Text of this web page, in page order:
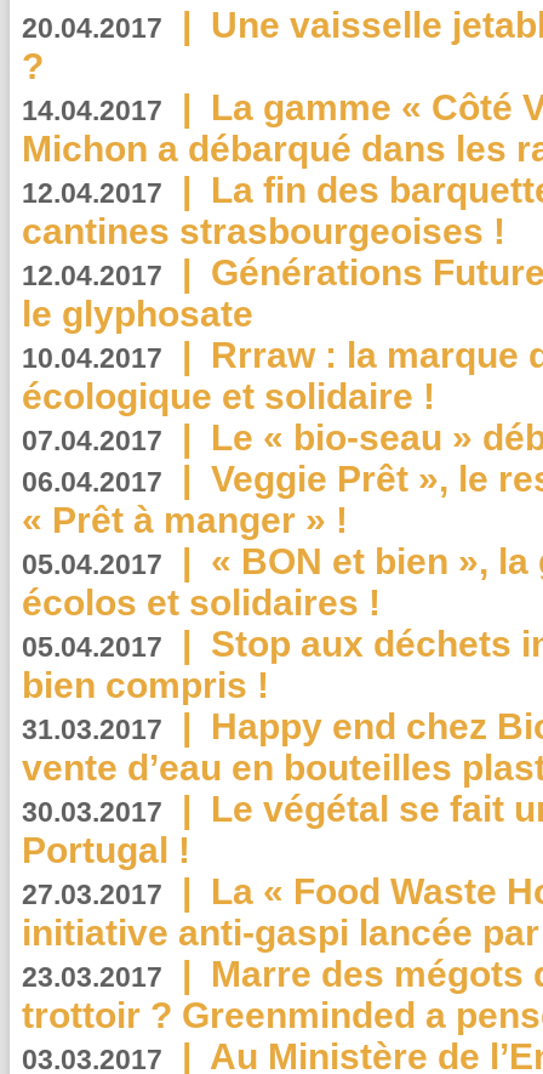
20.04.2017 | Une vaisselle
?
14.04.2017 | La gamme « Côté
Michon a débarqué dans les
12.04.2017 | La fin des
cantines strasbourgeoises !
12.04.2017 | Générations
le glyphosate
10.04.2017 | Rrraw : la marque
écologique et solidaire !
07.04.2017 | Le « bio-seau »
06.04.2017 | Veggie Prêt », le
« Prêt à manger » !
05.04.2017 | « BON et bien »,
écolos et solidaires !
05.04.2017 | Stop aux déchets
bien compris !
31.03.2017 | Happy end chez
vente d’eau en bouteilles
30.03.2017 | Le végétal se fait
Portugal !
27.03.2017 | La « Food Waste
initiative anti-gaspi lancée
23.03.2017 | Marre des mégots
trottoir ? Greenminded a
03.03.2017 | Au Ministère de